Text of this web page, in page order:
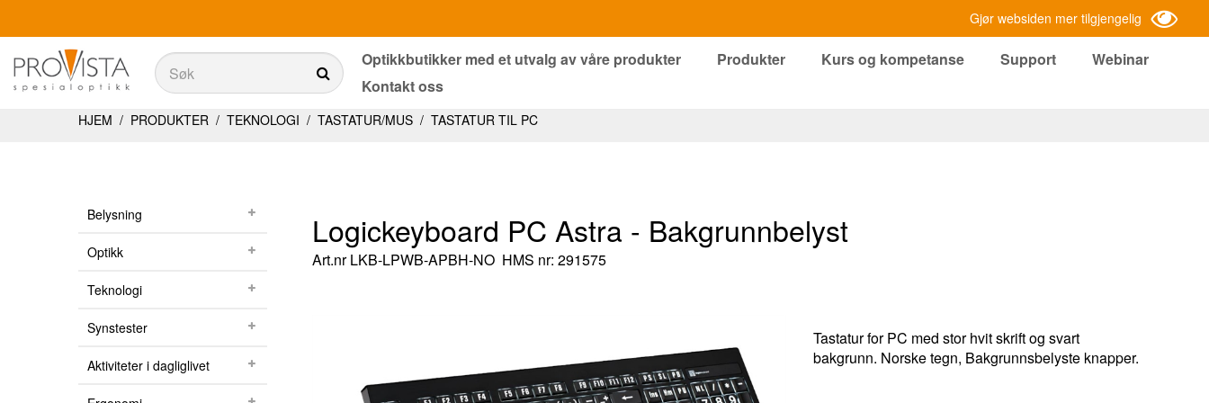
Gjør websiden mer tilgjengelig
Søk Optikkbutikker med et utvalg av våre produkter Produkter Kurs og kompetanse Support
Webinar
Kontakt oss
Produkter
Synstester
Aktiviteter i dagliglivet
Ergonomi
Tjenester
Optikkbutikker med et utvalg av våre produkter
HJEM / PRODUKTER / TEKNOLOGI / TASTATUR/MUS / TASTATUR TIL PC
Belysning
Optikk
Teknologi
Synstester
Aktiviteter i dagliglivet
Logickeyboard PC Astra - Bakgrunnbelyst
Art.nrLKB-LPWB-APBH-NO HMS nr: 291575
Tastatur for PC med stor hvit skrift og svart
bakgrunn. Norske tegn, Bakgrunnsbelyste knapper.